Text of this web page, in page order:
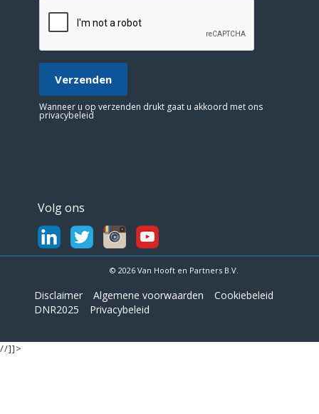
Wanneer u op verzenden drukt gaat u akkoord met ons
privacybeleid
Volg ons
© 2026 Van Hooft en Partners B.V.
Disclaimer Algemene voorwaarden
Cookiebeleid
DNR2025
Privacybeleid
//]]>